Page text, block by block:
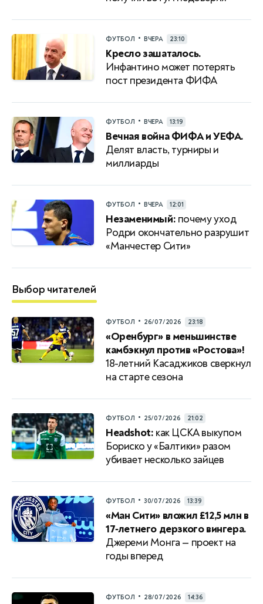
ФУТБОЛ • ВЧЕРА 23:10
Кресло зашаталось.
Инфантино может потерять
пост президента ФИФА
ФУТБОЛ • ВЧЕРА 13:19
Вечная война ФИФА и УЕФА.
Делят власть, турниры и
миллиарды
ФУТБОЛ • ВЧЕРА 12:01
Незаменимый: почему уход
Родри окончательно разрушит
«Манчестер Сити»
Выбор читателей
ФУТБОЛ • 26/07/2026 23:18
«Оренбург» в меньшинстве
камбэкнул против «Ростова»!
18-летний Касаджиков сверкнул
на старте сезона
ФУТБОЛ • 25/07/2026 21:02
Headshot: как ЦСКА выкупом
Бориско у «Балтики» разом
убивает несколько зайцев
ФУТБОЛ • 30/07/2026 13:39
«Ман Сити» вложил £12,5 млн в
17‑летнего дерзкого вингера.
Джереми Монга — проект на
годы вперед
ФУТБОЛ • 28/07/2026 14:36